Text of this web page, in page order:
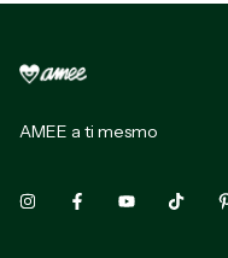
AMEE a ti mesmo